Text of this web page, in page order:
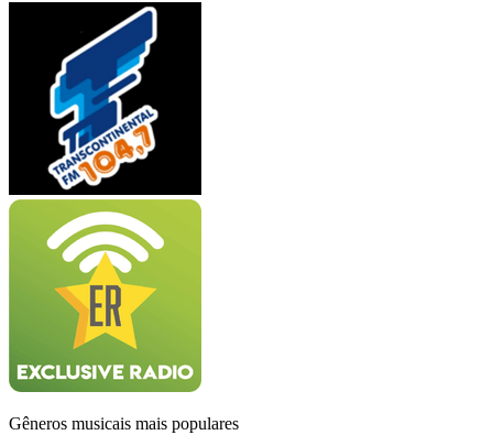
Gêneros musicais mais populares